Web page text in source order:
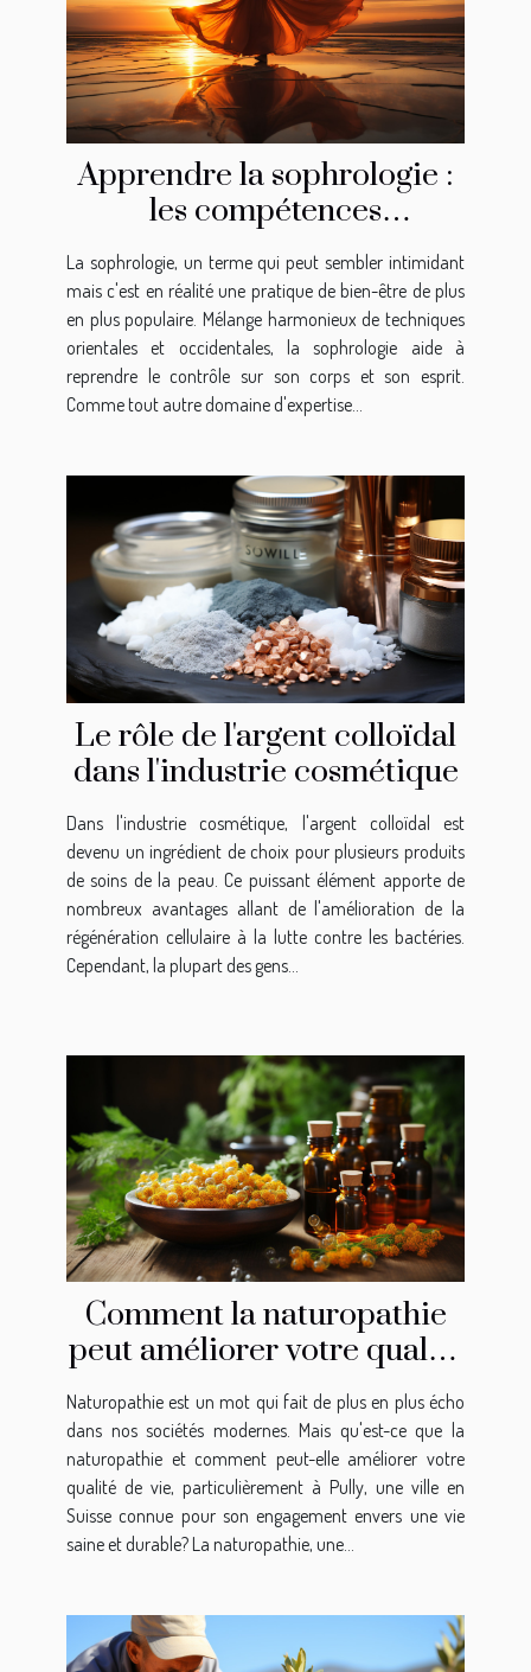
Apprendre la sophrologie :
les compétences
nécessaires
La sophrologie, un terme qui peut sembler intimidant
mais c'est en réalité une pratique de bien-être de plus
en plus populaire. Mélange harmonieux de techniques
orientales et occidentales, la sophrologie aide à
reprendre le contrôle sur son corps et son esprit.
Comme tout autre domaine d'expertise...
Le rôle de l'argent colloïdal
dans l'industrie cosmétique
Dans l'industrie cosmétique, l'argent colloïdal est
devenu un ingrédient de choix pour plusieurs produits
de soins de la peau. Ce puissant élément apporte de
nombreux avantages allant de l'amélioration de la
régénération cellulaire à la lutte contre les bactéries.
Cependant, la plupart des gens...
Comment la naturopathie
peut améliorer votre qualité
de vie à Pully
Naturopathie est un mot qui fait de plus en plus écho
dans nos sociétés modernes. Mais qu'est-ce que la
naturopathie et comment peut-elle améliorer votre
qualité de vie, particulièrement à Pully, une ville en
Suisse connue pour son engagement envers une vie
saine et durable? La naturopathie, une...